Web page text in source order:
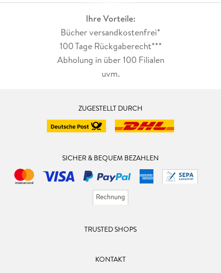
Ihre Vorteile:
Bücher versandkostenfrei*
100 Tage Rückgaberecht***
Abholung in über 100 Filialen
uvm.
ZUGESTELLT DURCH
SICHER & BEQUEM BEZAHLEN
TRUSTED SHOPS
KONTAKT